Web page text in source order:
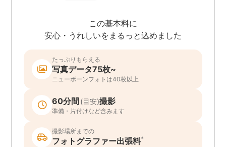
この基本料に
安心・うれしいをまるっと込めました
たっぷりもらえる
写真データ75枚~
ニューボーンフォトは40枚以上
60分間 (目安)撮影
準備・片付けなど含みます
撮影場所までの
フォトグラファー出張料*